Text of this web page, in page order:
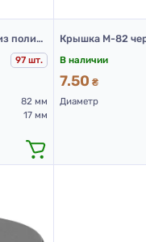
Крышка М-82 КК белая из полиэтилена
97 шт.
82 мм
17 мм
В наличии
7.50 ₴
Диаметр